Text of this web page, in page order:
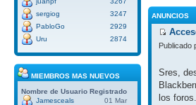
sergiog
3247
PabloGo
2929
Uru
2874
MIEMBROS MAS NUEVOS
Nombre de Usuario Registrado
Jamesceals
01 Mar
ANUNCIOS
Publicado
Sres,
los foros.